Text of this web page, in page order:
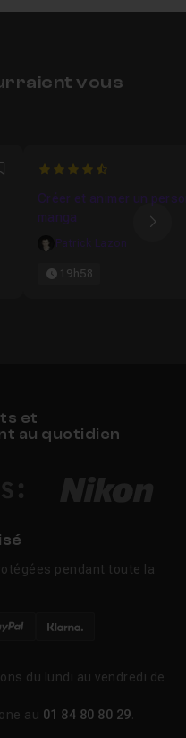
vous
Favori4.9333333333333
Créer et animer un
manga
Patrick Lazon
19h58
et
au quotidien
pendant toute la
du lundi au vendredi de
au 01 84 80 80 29